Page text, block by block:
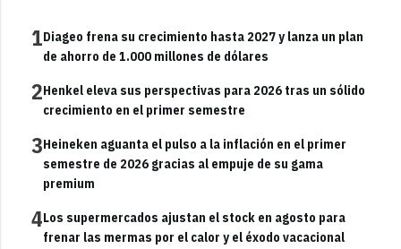
1Diageo frena su crecimiento hasta 2027 y lanza un plan
de ahorro de 1.000 millones de dólares
2Henkel eleva sus perspectivas para 2026 tras un sólido
crecimiento en el primer semestre
3Heineken aguanta el pulso a la inflación en el primer
semestre de 2026 gracias al empuje de su gama
premium
4Los supermercados ajustan el stock en agosto para
frenar las mermas por el calor y el éxodo vacacional